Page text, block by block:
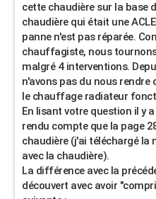
cette chaudière sur la base
chaudière qui était une
panne n'est pas réparée.
chauffagiste, nous
malgré 4 interventions.
n'avons pas du nous
le chauffage radiateur
En lisant votre question il y
rendu compte que la page
chaudière (j'ai téléchargé la
avec la chaudière).
La différence avec la
découvert avec avoir